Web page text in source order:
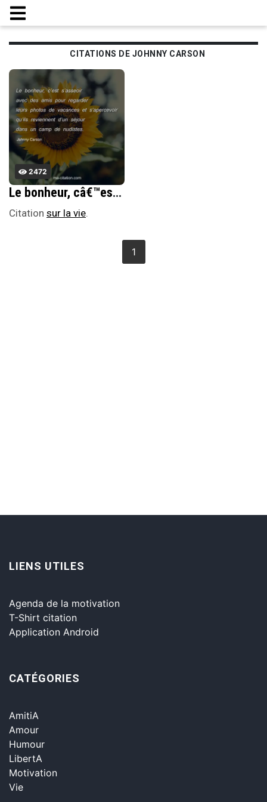
CITATIONS DE JOHNNY CARSON
2472
Le bonheur, câ€™est sâ€™asseoir avec des amis pour regarder leurs photos de vacances et sâ€™apercevoir quâ€™ils reviennent dâ€™un sÃ©jour dans un camp de nudistes.
Citation sur la vie.
1
LIENS UTILES
Agenda de la motivation
T-Shirt citation
Application Android
CATÉGORIES
AmitiA
Amour
Humour
LibertA
Motivation
Vie